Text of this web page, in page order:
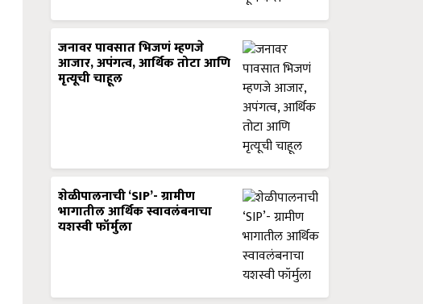
जनावर पावसात भिजणं म्हणजे
आजार, अपंगत्व, आर्थिक तोटा आणि
मृत्यूची चाहूल
शेळीपालनाची ‘SIP’- ग्रामीण
भागातील आर्थिक स्वावलंबनाचा
यशस्वी फॉर्मुला